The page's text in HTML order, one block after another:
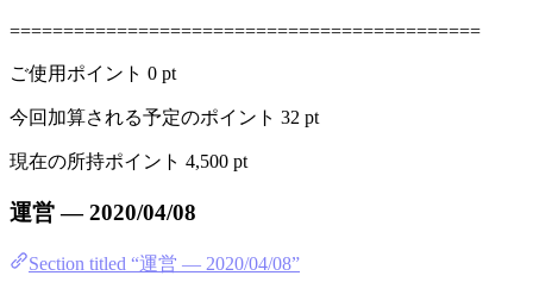
============================================
ご使用ポイント 0 pt
今回加算される予定のポイント 32 pt
現在の所持ポイント 4,500 pt
運営 — 2020/04/08
Section titled “運営 — 2020/04/08”